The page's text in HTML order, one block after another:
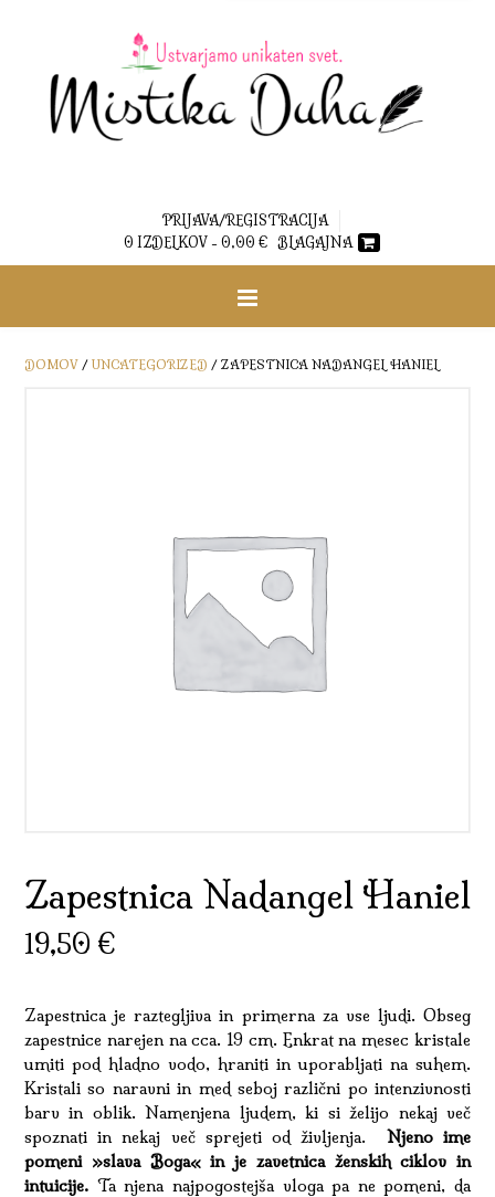
PRIJAVA/REGISTRACIJA
0 IZDELKOV - 0,00 € BLAGAJNA
DOMOV / UNCATEGORIZED / ZAPESTNICA NADANGEL HANIEL
Zapestnica Nadangel Haniel
19,50 €
Zapestnica je raztegljiva in primerna za vse ljudi. Obseg
zapestnice narejen na cca. 19 cm. Enkrat na mesec kristale
umiti pod hladno vodo, hraniti in uporabljati na suhem.
Kristali so naravni in med seboj različni po intenzivnosti
barv in oblik. Namenjena ljudem, ki si želijo nekaj več
spoznati in nekaj več sprejeti od življenja. Njeno ime
pomeni »slava Boga« in je zavetnica ženskih ciklov in
intuicije. Ta njena najpogostejša vloga pa ne pomeni, da